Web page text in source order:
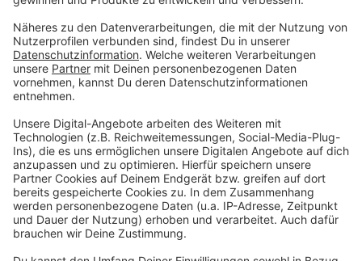
Wir benötigen Ihre
Zustimmung, um den YouTube
Video-Service zu laden!
Drittanbieters, um Videoinhalte
einzubetten. Dieser Service kann
Daten zu Ihren Aktivitäten
sammeln. Bitte lesen Sie die
Details durch und stimmen Sie der
Nutzung des Service zu, um dieses
Video anzusehen.